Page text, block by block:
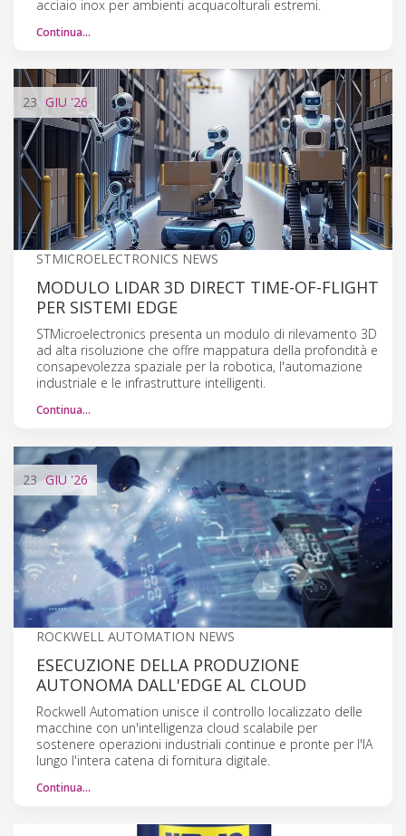
acciaio inox per ambienti acquacolturali estremi.
Continua…
23 GIU '26
STMICROELECTRONICS NEWS
MODULO LIDAR 3D DIRECT TIME-OF-FLIGHT
PER SISTEMI EDGE
STMicroelectronics presenta un modulo di rilevamento 3D
ad alta risoluzione che offre mappatura della profondità e
consapevolezza spaziale per la robotica, l'automazione
industriale e le infrastrutture intelligenti.
Continua…
23 GIU '26
ROCKWELL AUTOMATION NEWS
ESECUZIONE DELLA PRODUZIONE
AUTONOMA DALL'EDGE AL CLOUD
Rockwell Automation unisce il controllo localizzato delle
macchine con un'intelligenza cloud scalabile per
sostenere operazioni industriali continue e pronte per l'IA
lungo l'intera catena di fornitura digitale.
Continua…